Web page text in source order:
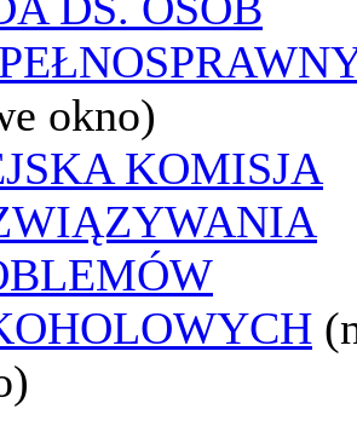
okno)
KOMISJA